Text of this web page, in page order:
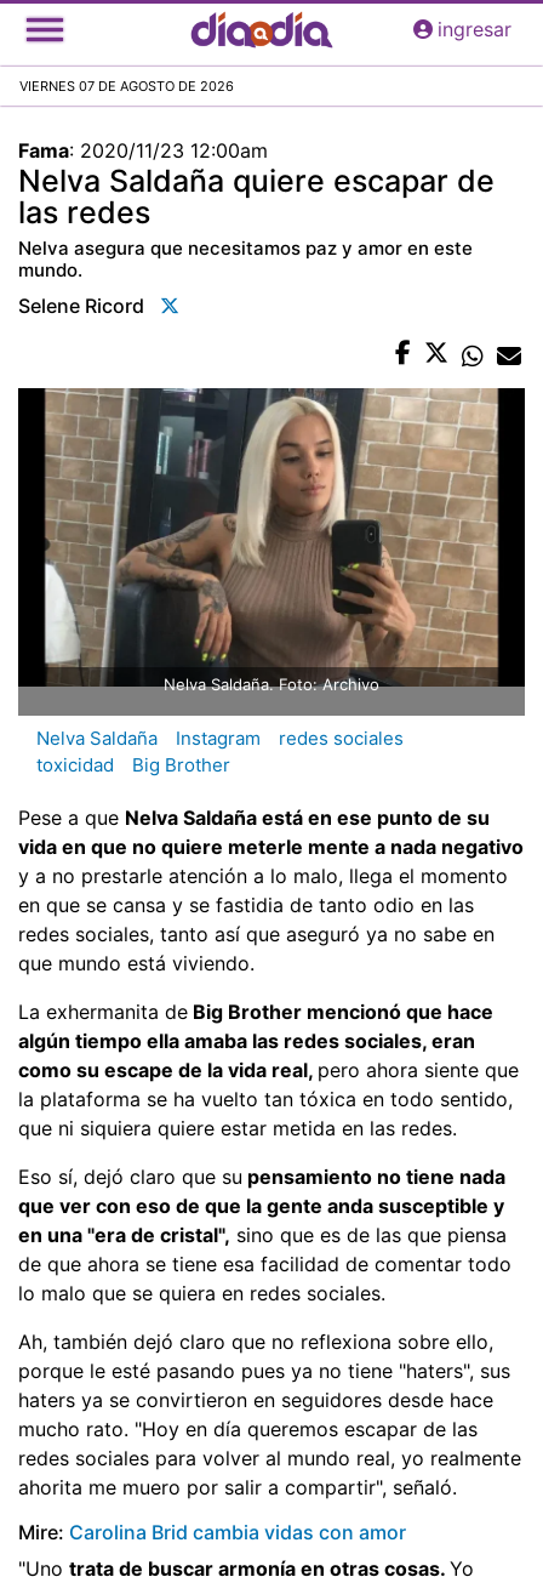
Pasar
al
principal
ingresar
VIERNES 07 DE AGOSTO DE 2026
Fama: 2020/11/23 12:00am
Nelva Saldaña quiere escapar de
las redes
Nelva asegura que necesitamos paz y amor en este
mundo.
Selene Ricord
Nelva Saldaña. Foto: Archivo
Nelva Saldaña Instagram
redes sociales
toxicidad
Big Brother
Pese a que Nelva Saldaña está en ese punto de su
vida en que no quiere meterle mente a nada negativo
y a no prestarle atención a lo malo, llega el momento
en que se cansa y se fastidia de tanto odio en las
redes sociales, tanto así que aseguró ya no sabe en
que mundo está viviendo.
La exhermanita de Big Brother mencionó que hace
algún tiempo ella amaba las redes sociales, eran
como su escape de la vida real, pero ahora siente que
la plataforma se ha vuelto tan tóxica en todo sentido,
que ni siquiera quiere estar metida en las redes.
Eso sí, dejó claro que su pensamiento no tiene nada
que ver con eso de que la gente anda susceptible y
en una "era de cristal", sino que es de las que piensa
de que ahora se tiene esa facilidad de comentar todo
lo malo que se quiera en redes sociales.
Ah, también dejó claro que no reflexiona sobre ello,
porque le esté pasando pues ya no tiene "haters", sus
haters ya se convirtieron en seguidores desde hace
mucho rato. "Hoy en día queremos escapar de las
redes sociales para volver al mundo real, yo realmente
ahorita me muero por salir a compartir", señaló.
Mire: Carolina Brid cambia vidas con amor
"Uno trata de buscar armonía en otras cosas. Yo